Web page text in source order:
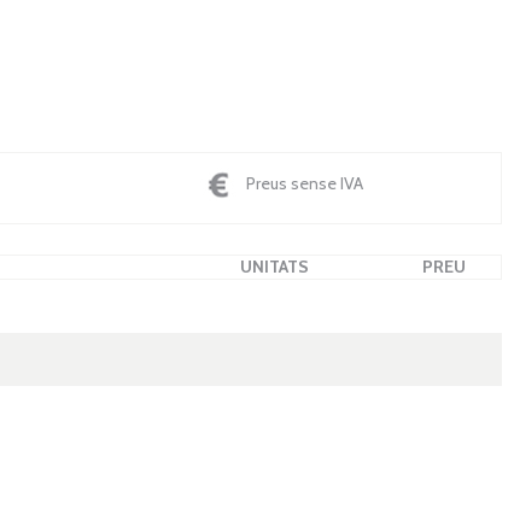
Preus sense IVA
UNITATS
PREU